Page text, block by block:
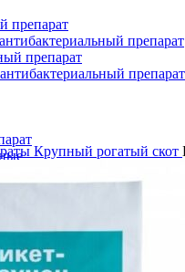
препарат
препарат
препарат
препарат
применения
Крупный рогатый скот